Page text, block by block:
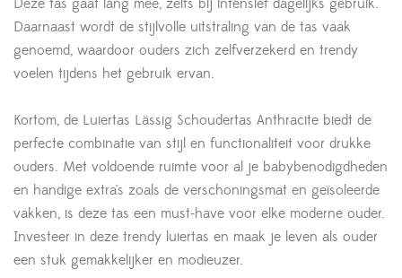
Deze tas gaat lang mee, zelfs bij intensief dagelijks gebruik.
Daarnaast wordt de stijlvolle uitstraling van de tas vaak
genoemd, waardoor ouders zich zelfverzekerd en trendy
voelen tijdens het gebruik ervan.
Kortom, de Luiertas Lässig Schoudertas Anthracite biedt de
perfecte combinatie van stijl en functionaliteit voor drukke
ouders. Met voldoende ruimte voor al je babybenodigdheden
en handige extra's zoals de verschoningsmat en geïsoleerde
vakken, is deze tas een must-have voor elke moderne ouder.
Investeer in deze trendy luiertas en maak je leven als ouder
een stuk gemakkelijker en modieuzer.